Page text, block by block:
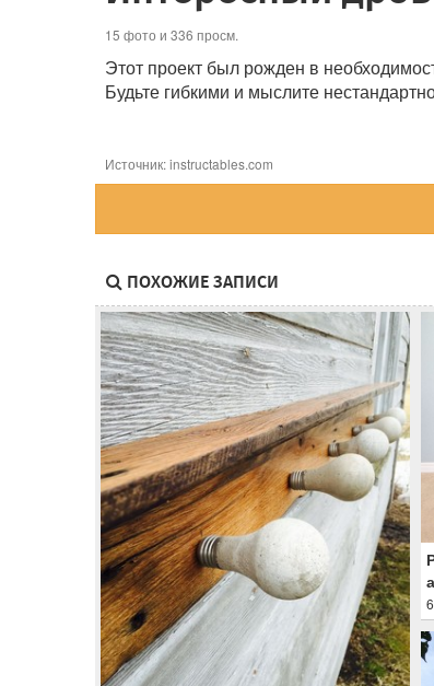
15 фото и 336 просм.
Этот проект был рожден в
Будьте гибкими и мыслите
Источник: instructables.com
ПОХОЖИЕ ЗАПИСИ